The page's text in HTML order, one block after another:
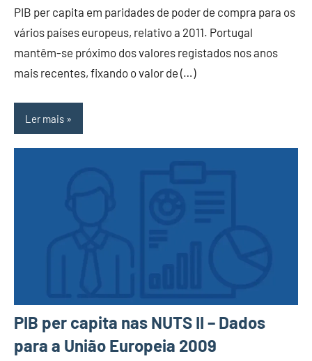
PIB per capita em paridades de poder de compra para os
vários países europeus, relativo a 2011. Portugal
mantêm-se próximo dos valores registados nos anos
mais recentes, fixando o valor de (…)
Ler mais
PIB per capita nas NUTS II – Dados
para a União Europeia 2009